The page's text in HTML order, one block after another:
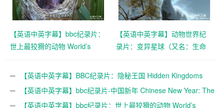
【英语中英字幕】bbc纪录片：
世上最狡猾的动物 World’s
集 超清1080P下载
【英语中英字幕】动物世界纪
录片：变异星球（又名：生命
全6集（2010） 超清1080P下
【英语中英字幕】BBC纪录片：隐秘王国 Hidden Kingdoms
(2014) 全3集+电影版 Hidden Kingdoms+小巨人 1080p下载
【英语中英字幕】bbc纪录片-中国新年 Chinese New Year: The
Biggest Celebration on Earth (2016)全3集 高清720P下载
【英语中英字幕】bbc纪录片：世上最狡猾的动物 World’s